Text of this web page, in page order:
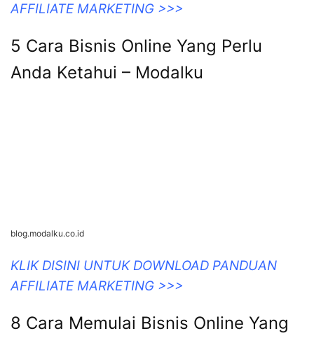
AFFILIATE MARKETING >>>
5 Cara Bisnis Online Yang Perlu
Anda Ketahui – Modalku
blog.modalku.co.id
KLIK DISINI UNTUK DOWNLOAD PANDUAN
AFFILIATE MARKETING >>>
8 Cara Memulai Bisnis Online Yang